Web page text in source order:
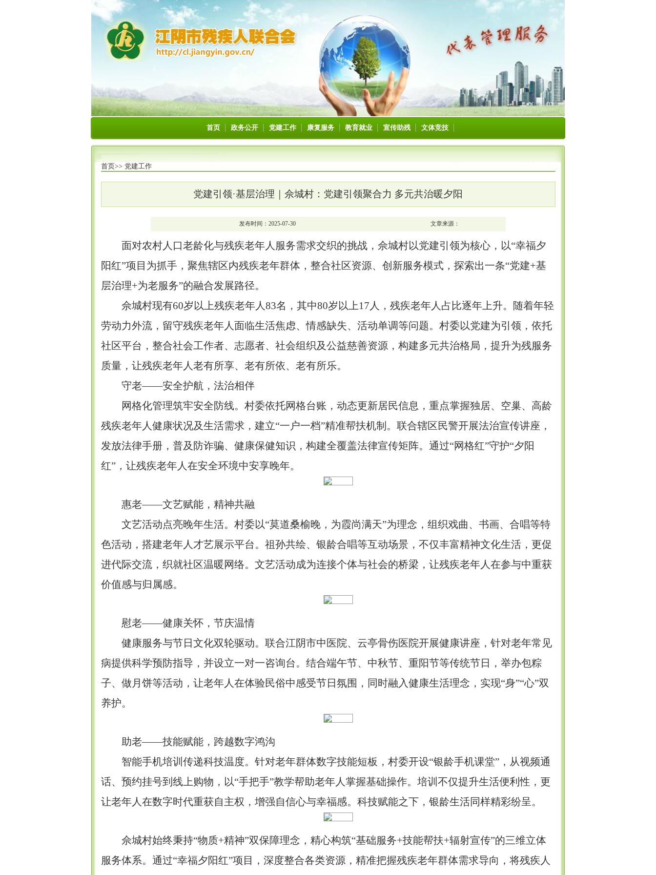
首页 政务公开 党建工作 康复服务 教育就业 宣传助残 文体竞技
首页>> 党建工作
党建引领·基层治理｜佘城村：党建引领聚合力 多元共治暖夕阳
发布时间：2025-07-30 文章来源：
面对农村人口老龄化与残疾老年人服务需求交织的挑战，佘城村以党建引领为核心，以“幸福夕
阳红”项目为抓手，聚焦辖区内残疾老年群体，整合社区资源、创新服务模式，探索出一条“党建+基
层治理+为老服务”的融合发展路径。
佘城村现有60岁以上残疾老年人83名，其中80岁以上17人，残疾老年人占比逐年上升。随着年轻
劳动力外流，留守残疾老年人面临生活焦虑、情感缺失、活动单调等问题。村委以党建为引领，依托
社区平台，整合社会工作者、志愿者、社会组织及公益慈善资源，构建多元共治格局，提升为残服务
质量，让残疾老年人老有所享、老有所依、老有所乐。
守老——安全护航，法治相伴
网格化管理筑牢安全防线。村委依托网格台账，动态更新居民信息，重点掌握独居、空巢、高龄
残疾老年人健康状况及生活需求，建立“一户一档”精准帮扶机制。联合辖区民警开展法治宣传讲座，
发放法律手册，普及防诈骗、健康保健知识，构建全覆盖法律宣传矩阵。通过“网格红”守护“夕阳
红”，让残疾老年人在安全环境中安享晚年。
惠老——文艺赋能，精神共融
文艺活动点亮晚年生活。村委以“莫道桑榆晚，为霞尚满天”为理念，组织戏曲、书画、合唱等特
色活动，搭建老年人才艺展示平台。祖孙共绘、银龄合唱等互动场景，不仅丰富精神文化生活，更促
进代际交流，织就社区温暖网络。文艺活动成为连接个体与社会的桥梁，让残疾老年人在参与中重获
价值感与归属感。
慰老——健康关怀，节庆温情
健康服务与节日文化双轮驱动。联合江阴市中医院、云亭骨伤医院开展健康讲座，针对老年常见
病提供科学预防指导，并设立一对一咨询台。结合端午节、中秋节、重阳节等传统节日，举办包粽
子、做月饼等活动，让老年人在体验民俗中感受节日氛围，同时融入健康生活理念，实现“身”“心”双
养护。
助老——技能赋能，跨越数字鸿沟
智能手机培训传递科技温度。针对老年群体数字技能短板，村委开设“银龄手机课堂”，从视频通
话、预约挂号到线上购物，以“手把手”教学帮助老年人掌握基础操作。培训不仅提升生活便利性，更
让老年人在数字时代重获自主权，增强自信心与幸福感。科技赋能之下，银龄生活同样精彩纷呈。
佘城村始终秉持“物质+精神”双保障理念，精心构筑“基础服务+技能帮扶+辐射宣传”的三维立体
服务体系。通过“幸福夕阳红”项目，深度整合各类资源，精准把握残疾老年群体需求导向，将残疾人